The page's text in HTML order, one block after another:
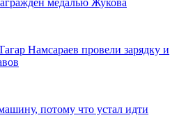
медалью Жукова
Намсараев провели зарядку и
потому что устал идти